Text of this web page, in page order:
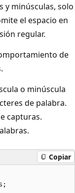
y minúsculas, solo
el espacio en
regular.
de
o minúscula
de palabra.
capturas.
Copiar